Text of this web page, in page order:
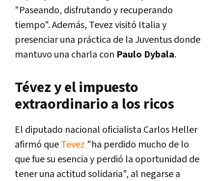
"Paseando, disfrutando y recuperando
tiempo". Además, Tevez visitó Italia y
presenciar una práctica de la Juventus donde
mantuvo una charla con Paulo Dybala.
Tévez y el impuesto
extraordinario a los ricos
El diputado nacional oficialista Carlos Heller
afirmó queTevez "ha perdido mucho de lo
que fue su esencia y perdió la oportunidad de
tener una actitud solidaria", al negarse a